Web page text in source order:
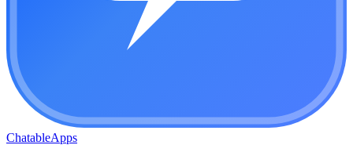
ChatableApps